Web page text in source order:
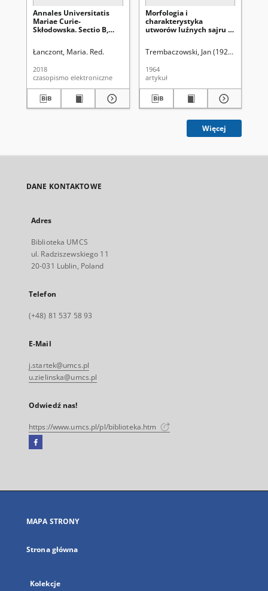
Annales Universitatis
Mariae Curie-
Skłodowska. Sectio B,
Petrographia Vol. 73
Łanczont, Maria. Red.
2018
czasopismo elektroniczne
Morfologia i
charakterystyka
utworów luźnych sajru w
Trembaczowski, Jan (1920-1998).
1964
artykuł
Więcej
DANE KONTAKTOWE
Adres
Biblioteka UMCS
ul. Radziszewskiego 11
20-031 Lublin, Poland
Telefon
(+48) 81 537 58 93
E-Mail
j.startek@umcs.pl
u.zielinska@umcs.pl
Odwiedź nas!
https://www.umcs.pl/pl/biblioteka.htm
Facebook
się
karcie
MAPA STRONY
Strona główna
Kolekcje